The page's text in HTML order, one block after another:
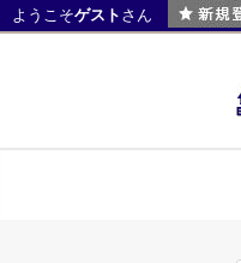
ようこそゲスト さん